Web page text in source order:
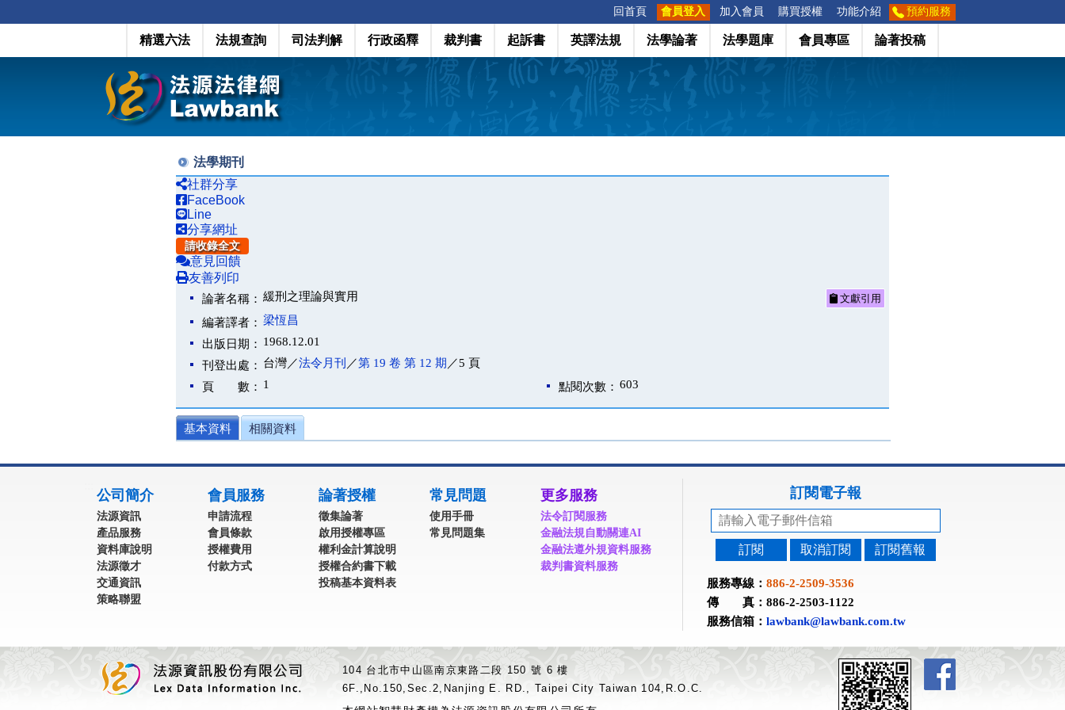
回首頁 會員登入 加入會員 購買授權 功能介紹 預約服務
精選六法 法規查詢 司法判解 行政函釋 裁判書 起訴書 英譯法規 法學論著 法學題庫 會員專區 論著投稿
法學期刊
社群分享
FaceBook
Line
分享網址
請收錄全文
意見回饋
友善列印
論著名稱： 緩刑之理論與實用 文獻引用
編著譯者： 梁恆昌
出版日期： 1968.12.01
刊登出處： 台灣／法令月刊 ／第 19 卷 第 12 期 ／5 頁
頁 數： 1 點閱次數： 603
基本資料 相關資料
公司簡介
法源資訊
產品服務
資料庫說明
法源徵才
交通資訊
策略聯盟
會員服務
申請流程
會員條款
授權費用
付款方式
論著授權
徵集論著
啟用授權專區
權利金計算說明
授權合約書下載
投稿基本資料表
常見問題
使用手冊
常見問題集
更多服務
法令訂閱服務
金融法規自動關連AI
金融法遵外規資料服務
裁判書資料服務
訂閱電子報
訂閱 取消訂閱 訂閱舊報
服務專線： 886-2-2509-3536
傳 真：886-2-2503-1122
服務信箱： lawbank@lawbank.com.tw
104 台北市中山區南京東路二段 150 號 6 樓
6F.,No.150,Sec.2,Nanjing E. RD., Taipei City Taiwan 104,R.O.C.